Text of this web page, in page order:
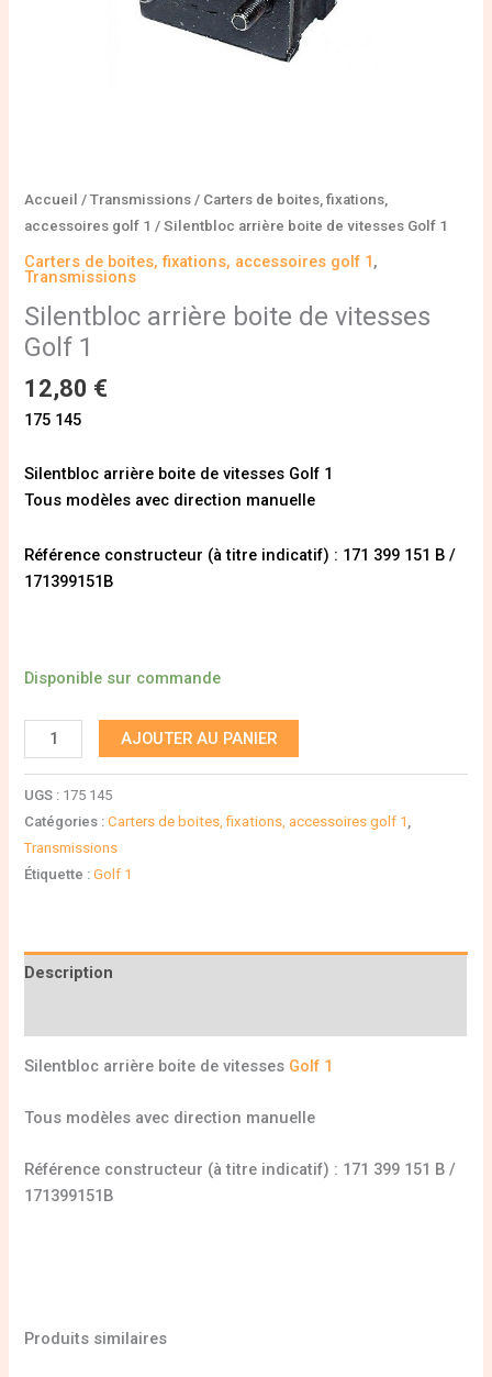
Accueil /Transmissions / Carters de boites, fixations,
accessoires golf 1 / Silentbloc arrière boite de vitesses Golf 1
Carters de boites, fixations, accessoires golf 1,
Transmissions
Silentbloc arrière boite de vitesses
Golf 1
12,80 €
175 145
Silentbloc arrière boite de vitesses Golf 1
Tous modèles avec direction manuelle
Référence constructeur (à titre indicatif) : 171 399 151 B /
171399151B
Disponible sur commande
AJOUTER AU PANIER
UGS : 175 145
Catégories :Carters de boites, fixations, accessoires golf 1
Transmissions
Étiquette :Golf 1
Description
Silentbloc arrière boite de vitesses Golf 1
Tous modèles avec direction manuelle
Référence constructeur (à titre indicatif) : 171 399 151 B /
171399151B
Produits similaires